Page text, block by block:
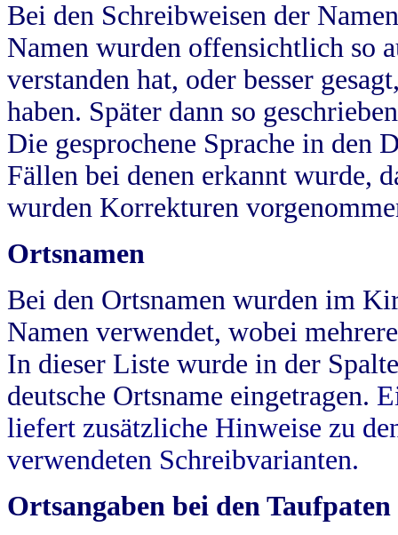
Bei den Schreibweisen der
Namen wurden offensichtlich so
verstanden hat, oder besser
haben. Später dann so
Die gesprochene Sprache in
Fällen bei denen erkannt wurde,
wurden Korrekturen
Ortsnamen
Bei den Ortsnamen wurden im
Namen verwendet, wobei
In dieser Liste wurde in der
deutsche Ortsname eingetragen.
liefert zusätzliche Hinweise zu
verwendeten Schreibvarianten.
Ortsangaben bei den Taufpaten